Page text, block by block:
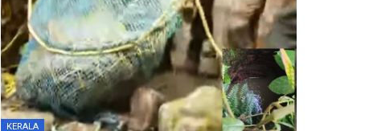
KERALA